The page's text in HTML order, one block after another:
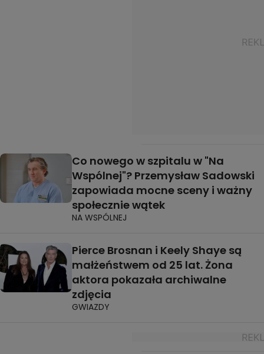
Co nowego w szpitalu w "Na
Wspólnej"? Przemysław Sadowski
zapowiada mocne sceny i ważny
społecznie wątek
NA WSPÓLNEJ
Pierce Brosnan i Keely Shaye są
małżeństwem od 25 lat. Żona
aktora pokazała archiwalne
zdjęcia
GWIAZDY